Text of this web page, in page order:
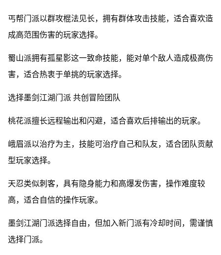
丐帮门派以群攻棍法见长，拥有群体攻击技能，适合喜欢造
成高范围伤害的玩家选择。
蜀山派拥有孤星影这一致命技能，能对单个敌人造成极高伤
害，适合热衷于单挑的玩家选择。
选择墨剑江湖门派 共创冒险团队
桃花派擅长远程输出和闪避，适合喜欢后排输出的玩家。
峨眉派以治疗为主，技能可治疗自己和队友，适合团队贡献
型玩家选择。
天忍类似刺客，具有隐身能力和高爆发伤害，操作难度较
高，适合自信的操作玩家。
墨剑江湖门派选择自由，但加入新门派有冷却时间，需谨慎
选择门派。